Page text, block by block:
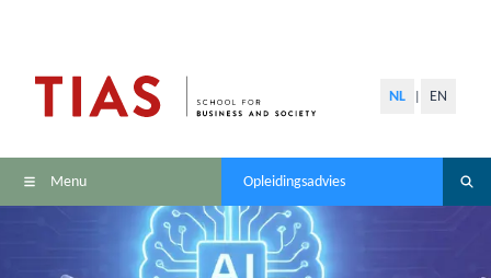
NL EN
Menu Opleidingsadvies